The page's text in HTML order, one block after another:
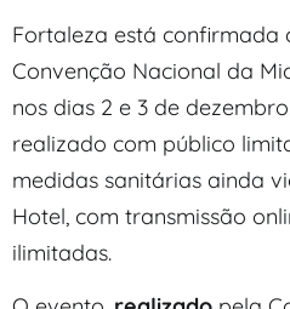
Fortaleza está confirmada
Convenção Nacional da
nos dias 2 e 3 de
realizado com público
medidas sanitárias ainda
Hotel, com transmissão
ilimitadas.